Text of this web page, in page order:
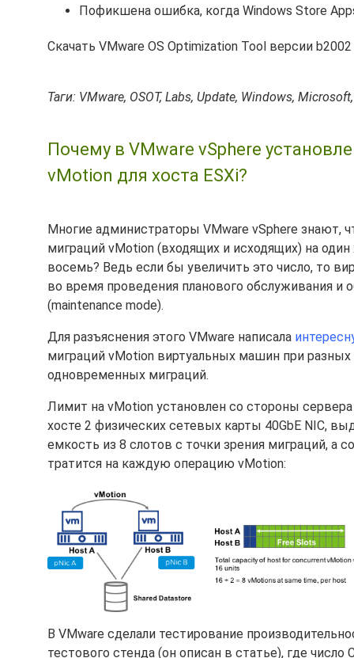
Пофикшена ошибка, когда Windows Store
Скачать VMware OS Optimization Tool версии
Таги: VMware, OSOT, Labs, Update, Windows,
Почему в VMware vSphere
vMotion для хоста ESXi?
Многие администраторы VMware vSphere знают,
миграций vMotion (входящих и исходящих) на
восемь? Ведь если бы увеличить это число, то
во время проведения планового обслуживания
(maintenance mode).
Для разъяснения этого VMware написала
миграций vMotion виртуальных машин при
одновременных миграций.
Лимит на vMotion установлен со стороны
хосте 2 физических сетевых карты 40GbE NIC,
емкость из 8 слотов с точки зрения миграций, а
тратится на каждую операцию vMotion:
В VMware сделали тестирование
тестового стенда (он описан в статье), где